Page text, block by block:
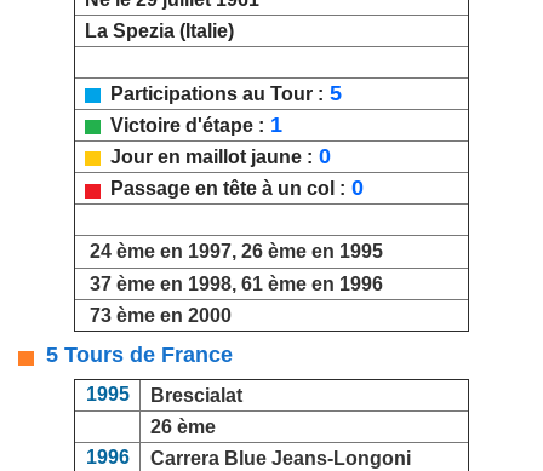
La Spezia (Italie)
Participations au Tour : 5
Victoire d'étape : 1
Jour en maillot jaune : 0
Passage en tête à un col : 0
24 ème en 1997, 26 ème en 1995
37 ème en 1998, 61 ème en 1996
73 ème en 2000
5 Tours de France
1995
Brescialat
26 ème
1996
Carrera Blue Jeans-Longoni